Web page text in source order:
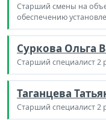
Старший смены на
обеспечению
Суркова Ольга
Старший специалист 2
Таганцева
Старший специалист 2